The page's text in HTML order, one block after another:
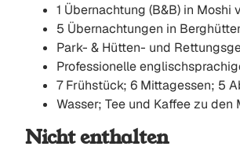
1 Übernachtung (B&B) in
5 Übernachtungen in
Park- & ​​Hütten- und
Professionelle
7 Frühstück; 6 Mittagessen; 5
Wasser; Tee und Kaffee zu den
Nicht enthalten